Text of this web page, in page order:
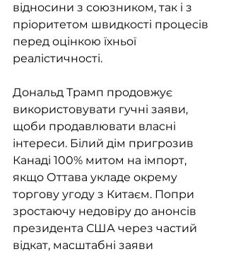
відносини з союзником, так і з
пріоритетом швидкості процесів
перед оцінкою їхньої
реалістичності.
Дональд Трамп продовжує
використовувати гучні заяви,
щоби продавлювати власні
інтереси. Білий дім пригрозив
Канаді 100% митом на імпорт,
якщо Оттава укладе окрему
торгову угоду з Китаєм. Попри
зростаючу недовіру до анонсів
президента США через частий
відкат, масштабні заяви